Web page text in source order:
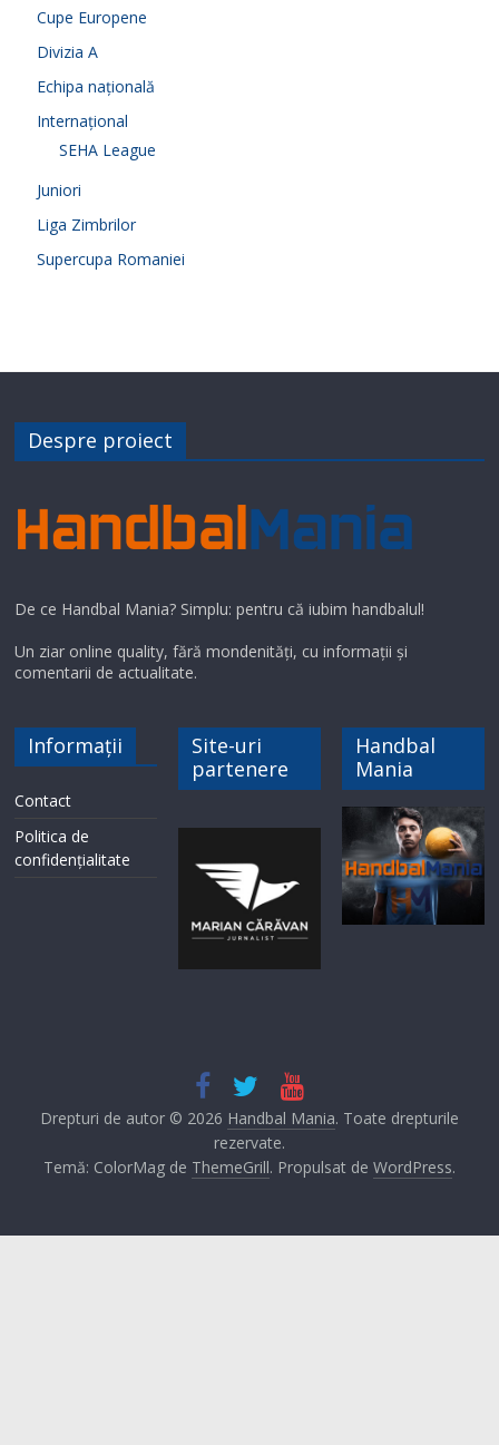
Cupe Europene
Divizia A
Echipa națională
Internațional
SEHA League
Juniori
Liga Zimbrilor
Supercupa Romaniei
Despre proiect
De ce Handbal Mania? Simplu: pentru că iubim handbalul!
Un ziar online quality, fără mondenități, cu informații și
comentarii de actualitate.
Informații
Contact
Politica de
confidențialitate
Site-uri
partenere
Handbal
Mania
Drepturi de autor © 2026 Handbal Mania. Toate drepturile
rezervate.
Temă: ColorMag de ThemeGrill. Propulsat de WordPress.